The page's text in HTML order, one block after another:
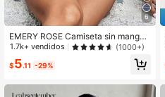
4.89 323K Seguidores
6
EMERY ROSE Camiseta sin mangas
de verano para mujer de ajuste delg
de contraste de colores para uso ca
1.7k+ vendidos (1000+)
$5.11 -29%